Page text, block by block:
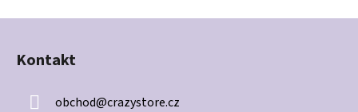
Z
Kontakt
obchod@crazystore.cz